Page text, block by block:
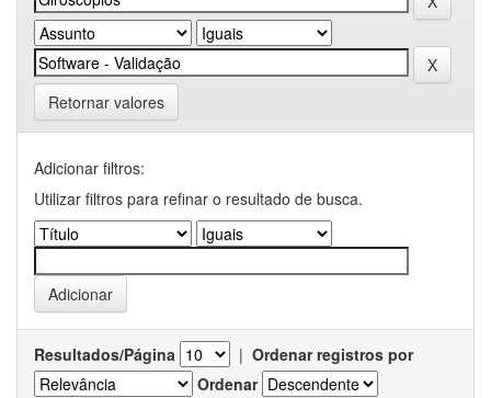
Retornar valores
Adicionar filtros:
Utilizar filtros para refinar o resultado de busca.
Resultados/Página | Ordenar registros por
Ordenar